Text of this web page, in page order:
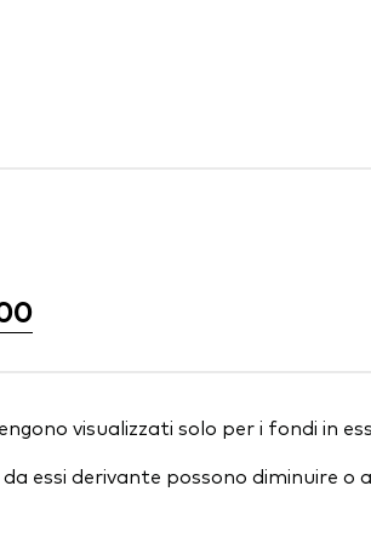
engono visualizzati solo per i fondi in
essi derivante possono diminuire